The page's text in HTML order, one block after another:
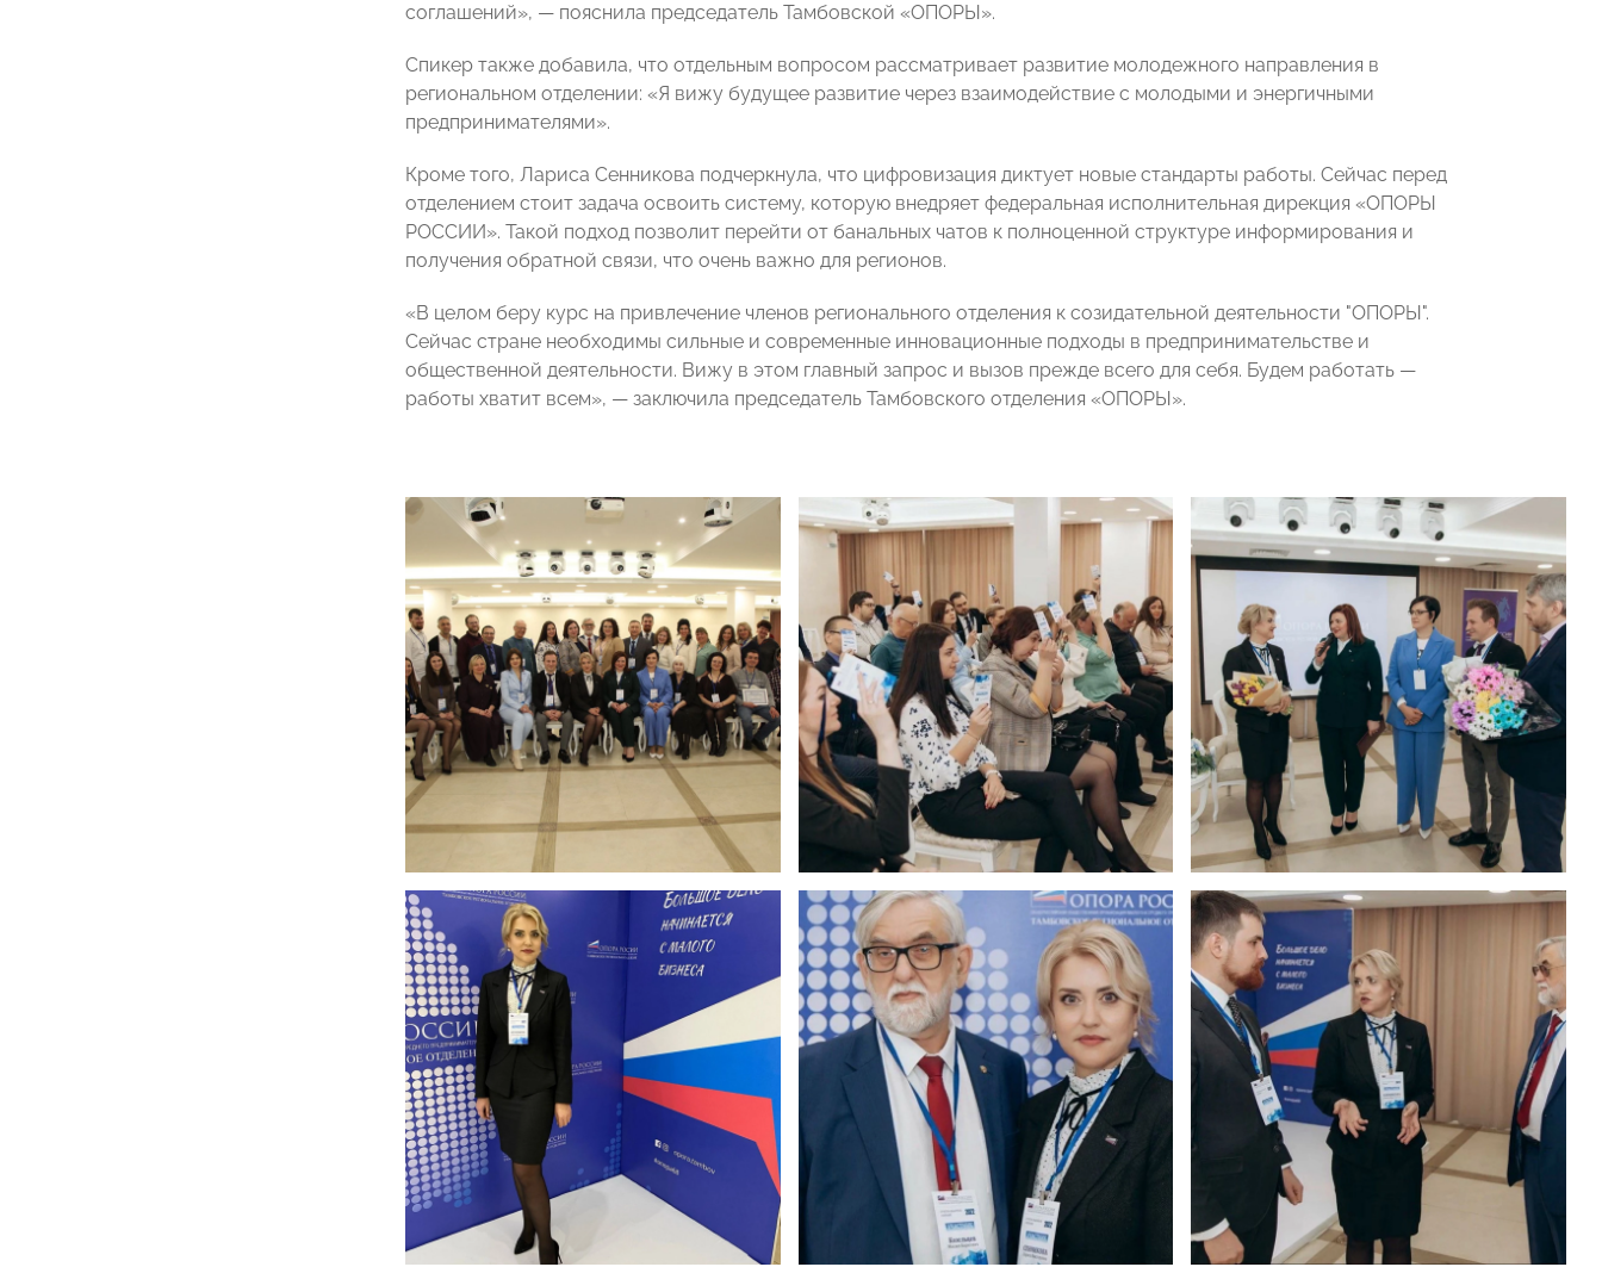
соглашений», — пояснила председатель Тамбовской «ОПОРЫ».
Спикер также добавила, что отдельным вопросом рассматривает развитие молодежного направления в
региональном отделении: «Я вижу будущее развитие через взаимодействие с молодыми и энергичными
предпринимателями».
Кроме того, Лариса Сенникова подчеркнула, что цифровизация диктует новые стандарты работы. Сейчас перед
отделением стоит задача освоить систему, которую внедряет федеральная исполнительная дирекция «ОПОРЫ
РОССИИ». Такой подход позволит перейти от банальных чатов к полноценной структуре информирования и
получения обратной связи, что очень важно для регионов.
«В целом беру курс на привлечение членов регионального отделения к созидательной деятельности "ОПОРЫ".
Сейчас стране необходимы сильные и современные инновационные подходы в предпринимательстве и
общественной деятельности. Вижу в этом главный запрос и вызов прежде всего для себя. Будем работать —
работы хватит всем», — заключила председатель Тамбовского отделения «ОПОРЫ».